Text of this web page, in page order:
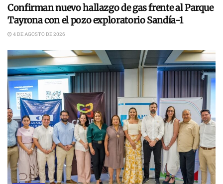
Confirman nuevo hallazgo de gas frente al Parque
Tayrona con el pozo exploratorio Sandía-1
4 DE AGOSTO DE 2026